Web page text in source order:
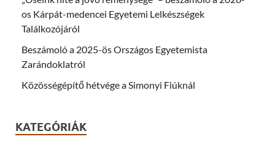
os Kárpát-medencei Egyetemi Lelkészségek
Találkozójáról
Beszámoló a 2025-ös Országos Egyetemista
Zarándoklatról
Közösségépítő hétvége a Simonyi Fiúknál
KATEGÓRIÁK